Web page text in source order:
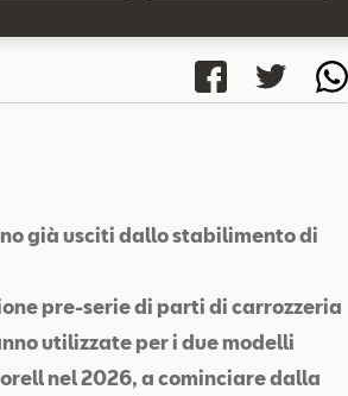
già usciti dallo stabilimento di
pre-serie di parti di carrozzeria
utilizzate per i due modelli
nel 2026, a cominciare dalla